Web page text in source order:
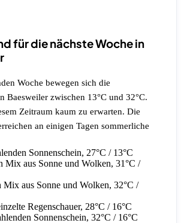
für die nächste Woche in
Woche bewegen sich die
Baesweiler zwischen 13°C und 32°C.
Zeitraum kaum zu erwarten. Die
an einigen Tagen sommerliche
Sonnenschein, 27°C / 13°C
Mix aus Sonne und Wolken, 31°C /
Mix aus Sonne und Wolken, 32°C /
Regenschauer, 28°C / 16°C
Sonnenschein, 32°C / 16°C